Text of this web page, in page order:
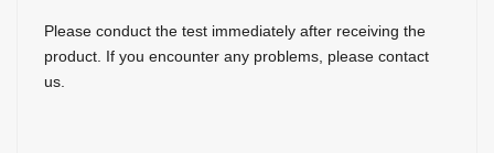
Please conduct the test immediately after receiving the
product. If you encounter any problems, please contact
us.